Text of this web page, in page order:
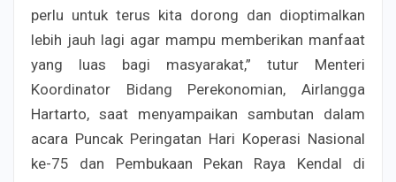
perlu untuk terus kita dorong dan dioptimalkan
lebih jauh lagi agar mampu memberikan manfaat
yang luas bagi masyarakat,” tutur Menteri
Koordinator Bidang Perekonomian, Airlangga
Hartarto, saat menyampaikan sambutan dalam
acara Puncak Peringatan Hari Koperasi Nasional
ke-75 dan Pembukaan Pekan Raya Kendal di